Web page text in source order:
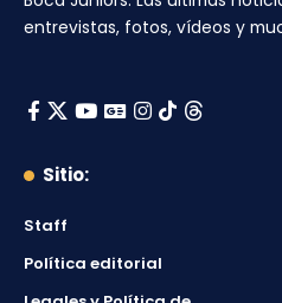
entrevistas, fotos, vídeos y
Sitio:
Staff
Política editorial